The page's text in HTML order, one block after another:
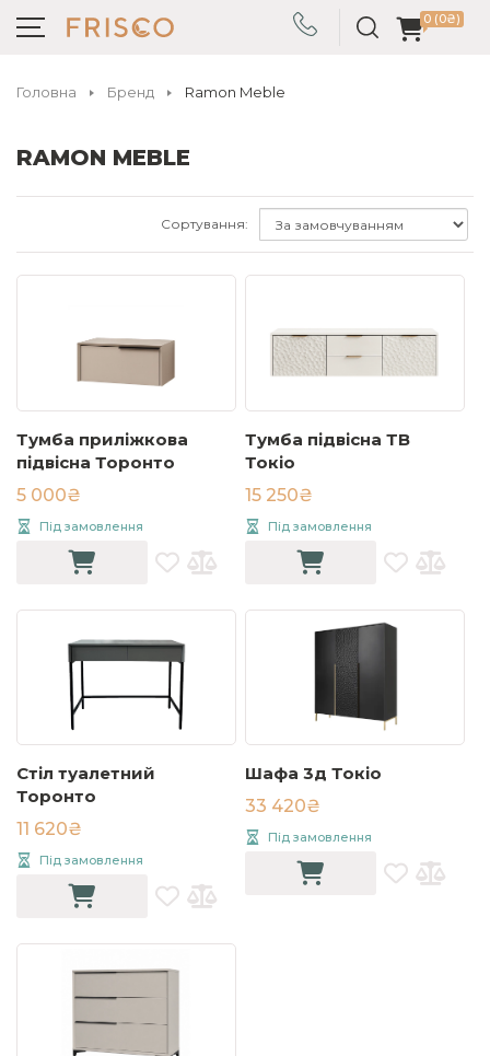
0 (0₴)
Головна Бренд Ramon Meble
RAMON MEBLE
Сортування:
Тумба приліжкова
підвісна Торонто
5 000₴
Під замовлення
Тумба підвісна ТВ
Токіо
15 250₴
Під замовлення
Стіл туалетний
Торонто
11 620₴
Під замовлення
Шафа 3д Токіо
33 420₴
Під замовлення